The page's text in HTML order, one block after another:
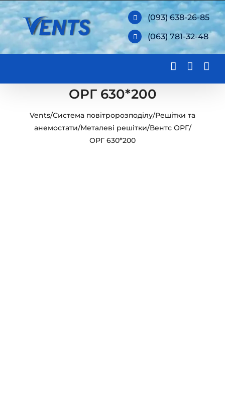
Skip
to
content
(093) 638-26-85
(063) 781-32-48
ОРГ 630*200
Vents/Система повітророзподілу/Решітки та
анемостати/Металеві решітки/Вентс ОРГ/
ОРГ 630*200